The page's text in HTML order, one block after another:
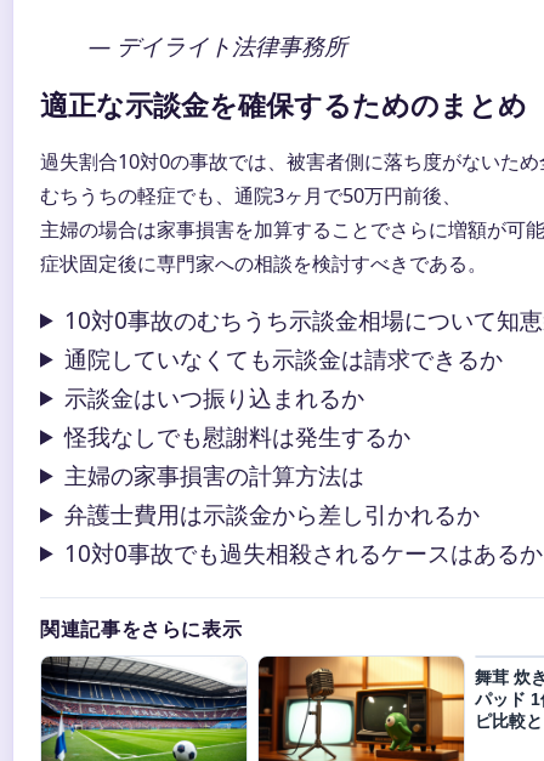
— デイライト法律事務所
適正な示談金を確保するためのまとめ
過失割合10対0の事故では、被害者側に落ち度がないた
むちうちの軽症でも、通院3ヶ月で50万円前後、
主婦の場合は家事損害を加算することでさらに増額が可
症状固定後に専門家への相談を検討すべきである。
10対0事故のむちうち示談金相場について知
通院していなくても示談金は請求できるか
示談金はいつ振り込まれるか
怪我なしでも慰謝料は発生するか
主婦の家事損害の計算方法は
弁護士費用は示談金から差し引かれるか
10対0事故でも過失相殺されるケースはあるか
関連記事をさらに表示
舞茸 炊
パッド
ピ比較